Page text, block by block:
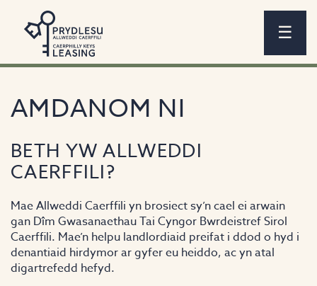
☰
AMDANOM NI
BETH YW ALLWEDDI
CAERFFILI?
Mae Allweddi Caerffili yn brosiect sy’n cael ei arwain
gan Dîm Gwasanaethau Tai Cyngor Bwrdeistref Sirol
Caerffili. Mae’n helpu landlordiaid preifat i ddod o hyd i
denantiaid hirdymor ar gyfer eu heiddo, ac yn atal
digartrefedd hefyd.